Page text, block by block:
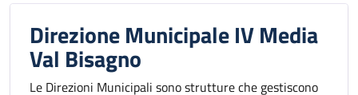
Direzione Municipale IV Media
Val Bisagno
Le Direzioni Municipali sono strutture che gestiscono